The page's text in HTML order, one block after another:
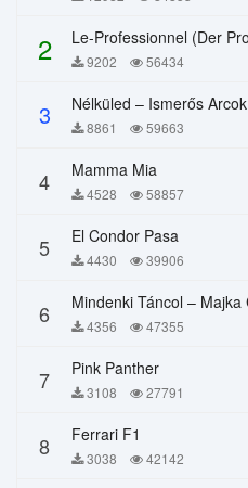
2 9202 56434
3 Nélküled – Ismerős Arcok
8861 59663
4 Mamma Mia
4528 58857
5 El Condor Pasa
4430 39906
6 4356 47355
7 Pink Panther
3108 27791
8 Ferrari F1
3038 42142